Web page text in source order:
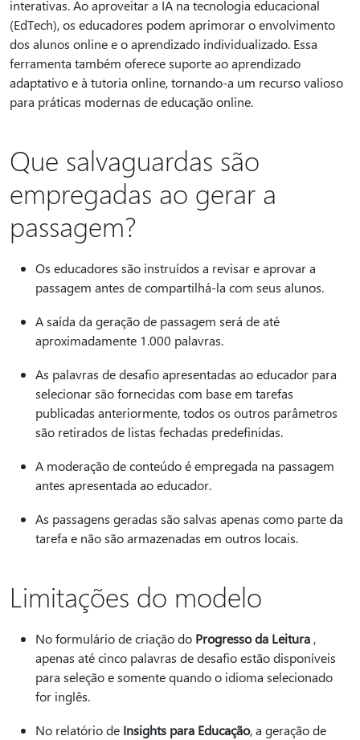
interativas. Ao aproveitar a IA na tecnologia educacional
(EdTech), os educadores podem aprimorar o envolvimento
dos alunos online e o aprendizado individualizado. Essa
ferramenta também oferece suporte ao aprendizado
adaptativo e à tutoria online, tornando-a um recurso valioso
para práticas modernas de educação online.
Que salvaguardas são
empregadas ao gerar a
passagem?
Os educadores são instruídos a revisar e aprovar a
passagem antes de compartilhá-la com seus alunos.
A saída da geração de passagem será de até
aproximadamente 1.000 palavras.
As palavras de desafio apresentadas ao educador para
selecionar são fornecidas com base em tarefas
publicadas anteriormente, todos os outros parâmetros
são retirados de listas fechadas predefinidas.
A moderação de conteúdo é empregada na passagem
antes apresentada ao educador.
As passagens geradas são salvas apenas como parte da
tarefa e não são armazenadas em outros locais.
Limitações do modelo
No formulário de criação do Progresso da Leitura ,
apenas até cinco palavras de desafio estão disponíveis
para seleção e somente quando o idioma selecionado
for inglês.
No relatório de Insights para Educação, a geração de